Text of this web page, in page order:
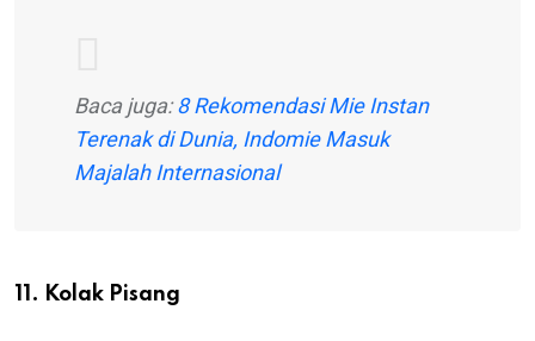
Baca juga:8 Rekomendasi Mie Instan
Terenak di Dunia, Indomie Masuk
Majalah Internasional
11. Kolak Pisang